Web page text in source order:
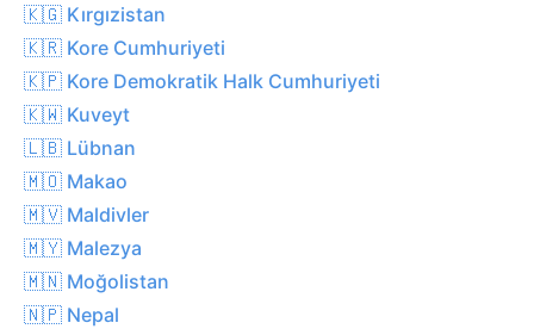
🇰🇬 Kırgızistan
🇰🇷 Kore Cumhuriyeti
🇰🇵 Kore Demokratik Halk Cumhuriyeti
🇰🇼 Kuveyt
🇱🇧 Lübnan
🇲🇴 Makao
🇲🇻 Maldivler
🇲🇾 Malezya
🇲🇳 Moğolistan
🇳🇵 Nepal